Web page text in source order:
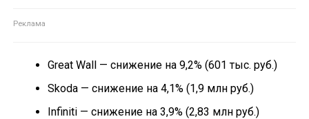
Great Wall — снижение на 9,2% (601 тыс. руб.)
Skoda — снижение на 4,1% (1,9 млн руб.)
Infiniti — снижение на 3,9% (2,83 млн руб.)